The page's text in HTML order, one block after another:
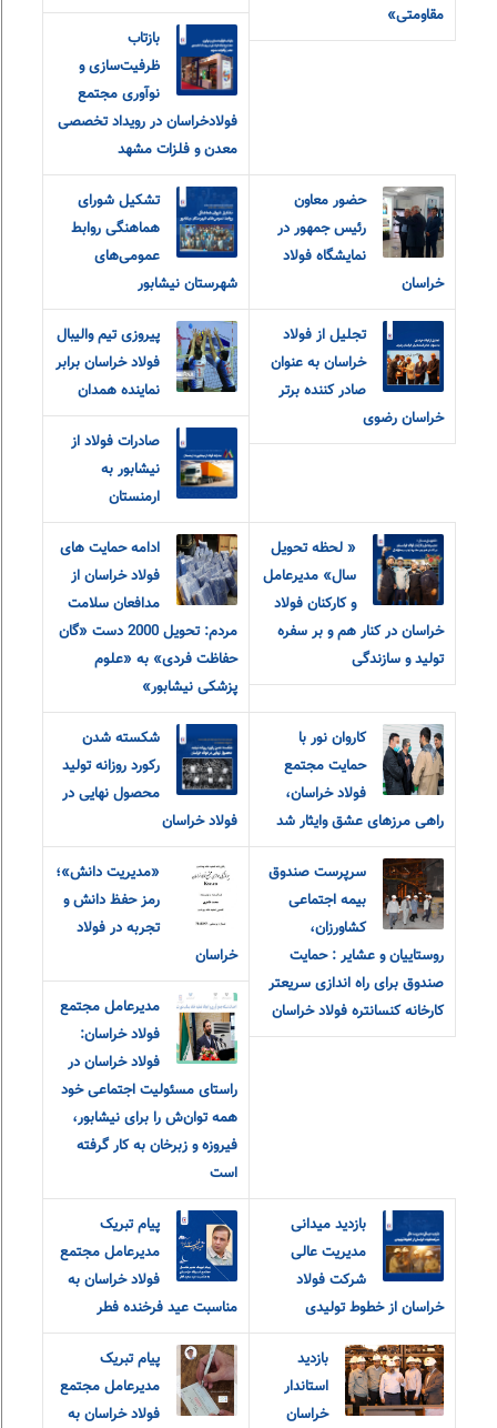
مقاومتی»
بازتاب
ظرفیت‌سازی و
نوآوری مجتمع
فولادخراسان در رویداد تخصصی
معدن و فلزات مشهد
حضور معاون
رئیس جمهور در
نمایشگاه فولاد
خراسان
تشکیل شورای
هماهنگی روابط
عمومی‌های
شهرستان نیشابور
تجلیل از فولاد
خراسان به عنوان
صادر کننده برتر
خراسان رضوی
پیروزی تیم والیبال
فولاد خراسان برابر
نماینده همدان
صادرات فولاد از
نیشابور به
ارمنستان
« لحظه تحویل
سال» مدیرعامل
و‌ کارکنان فولاد
خراسان در کنار هم و بر سفره
تولید و سازندگی
ادامه حمایت های
فولاد خراسان از
مدافعان سلامت
مردم: تحویل 2000 دست «گان
حفاظت فردی» به «علوم
پزشکی نیشابور»
کاروان نور با
حمایت مجتمع
فولاد خراسان،
راهی مرزهای عشق و‌ایثار شد
شکسته شدن
رکورد روزانه تولید
محصول نهایی در
فولاد خراسان
سرپرست صندوق
بیمه اجتماعی
کشاورزان،
روستاییان و عشایر : حمایت
صندوق برای راه اندازی سریعتر
کارخانه کنسانتره فولاد خراسان
«مديريت دانش»؛
رمز حفظ دانش و
تجربه در فولاد
خراسان
مدیرعامل مجتمع
فولاد خراسان:
فولاد خراسان در
راستای مسئولیت اجتماعی خود
همه توان‌ش را برای نیشابور،
فیروزه و زبرخان به کار گرفته
است
بازدید میدانی
مدیریت عالی
شرکت فولاد
خراسان از خطوط تولیدی
پیام تبریک
مدیرعامل مجتمع
فولاد خراسان به
مناسبت عید فرخنده فطر
بازدید
استاندار
خراسان
پیام تبریک
مدیرعامل مجتمع
فولاد خراسان به